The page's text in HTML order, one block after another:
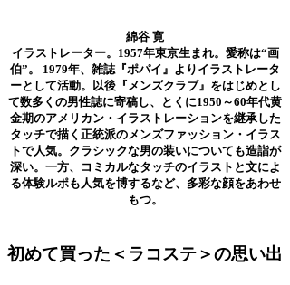
綿谷 寛
イラストレーター。1957年東京生まれ。愛称は“画
伯”。 1979年、雑誌『ポパイ』よりイラストレータ
ーとして活動。以後『メンズクラブ』をはじめとし
て数多くの男性誌に寄稿し、とくに1950～60年代黄
金期のアメリカン・イラストレーションを継承した
タッチで描く正統派のメンズファッション・イラス
トで人気。クラシックな男の装いについても造詣が
深い。一方、コミカルなタッチのイラストと文によ
る体験ルポも人気を博するなど、多彩な顔をあわせ
もつ。
初めて買った＜ラコステ＞の思い出